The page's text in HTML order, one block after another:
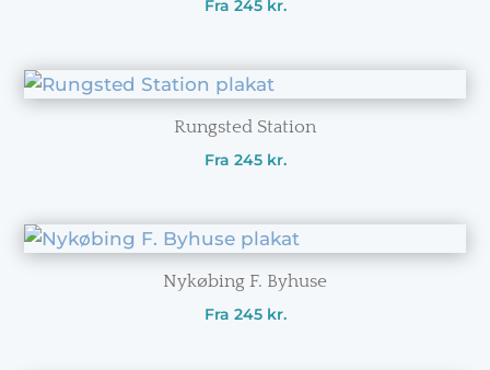
Fra 245 kr.
Rungsted Station
Fra 245 kr.
Nykøbing F. Byhuse
Fra 245 kr.